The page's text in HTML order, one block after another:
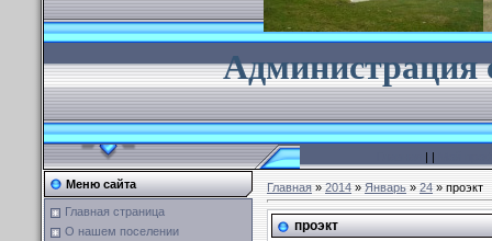
Администрация
| |
Меню сайта
Главная страница
О нашем поселении
Главная»2014 » Январь » 24» проэкт
проэкт